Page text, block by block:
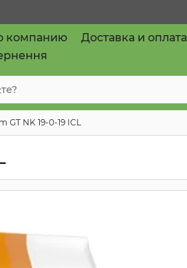
компанию Доставка и оплата
GT NK 19-0-19 ICL